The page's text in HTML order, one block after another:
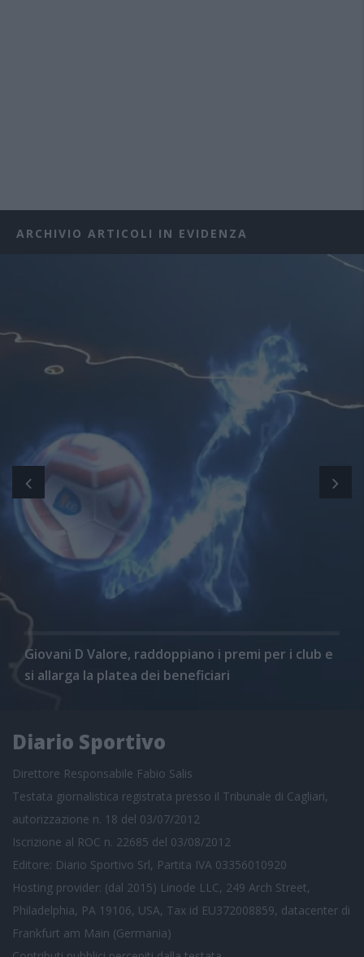
ARCHIVIO ARTICOLI IN EVIDENZA
Giovani D Valore, raddoppiano i premi per i club e
si allarga la platea dei beneficiari
Diario Sportivo
Direttore Responsabile Fabio Salis
Testata giornalistica registrata presso il Tribunale di Cagliari,
autorizzazione n. 18 del 03/07/2012
Iscrizione al ROC n. 22685 del 03/08/2012
Editore: Diario Sportivo Srl, Partita IVA 03356010920
Hosting provider: (dal 2015) Linode LLC, 249 Arch Street,
Philadelphia, PA 19106, USA, Tax id EU372008859, datacenter di
Frankfurt am Main (Germania)